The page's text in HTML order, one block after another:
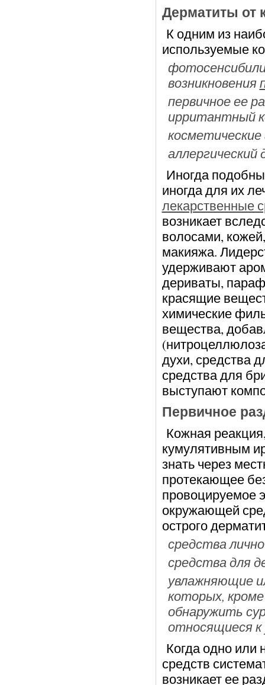
Дерматиты от
К одним из
используемые
возникновения
первичное ее
ирритантный
косметические
Иногда
иногда для их
лекарственные
возникает
волосами,
макияжа.
удерживают
дериваты,
красящие
химические
вещества,
духи, средства
средства для
выступают
Первичное
Кожная
кумулятивным
знать через
протекающее
провоцируемое
окружающей
острого
средства
средства для
увлажняющие
которых,
обнаружить
относящиеся
Когда одно или
средств
возникает ее